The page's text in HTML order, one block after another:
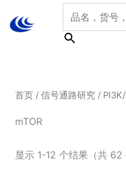
首页/ 信号通路研究/
mTOR
显示 1-12 个结果（共 62